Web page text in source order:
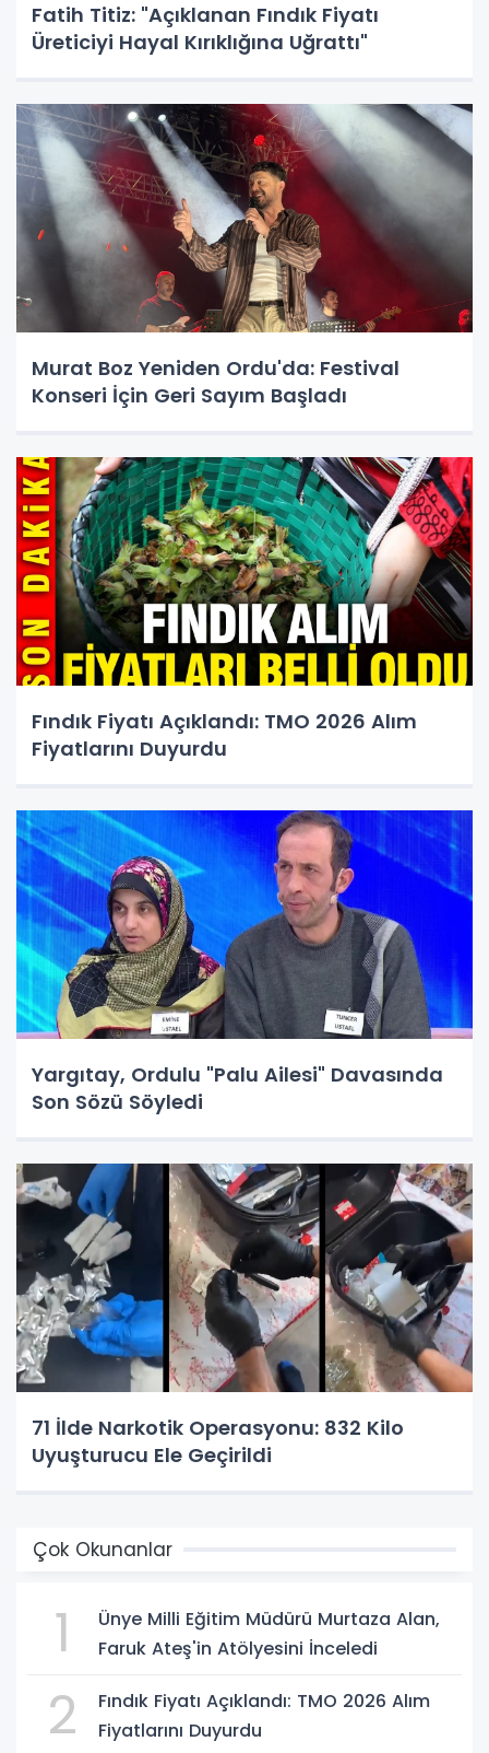
Fatih Titiz: "Açıklanan Fındık Fiyatı
Üreticiyi Hayal Kırıklığına Uğrattı"
Murat Boz Yeniden Ordu'da: Festival
Konseri İçin Geri Sayım Başladı
Fındık Fiyatı Açıklandı: TMO 2026 Alım
Fiyatlarını Duyurdu
Yargıtay, Ordulu "Palu Ailesi" Davasında
Son Sözü Söyledi
71 İlde Narkotik Operasyonu: 832 Kilo
Uyuşturucu Ele Geçirildi
Çok Okunanlar
1
Ünye Milli Eğitim Müdürü Murtaza Alan,
Faruk Ateş'in Atölyesini İnceledi
2
Fındık Fiyatı Açıklandı: TMO 2026 Alım
Fiyatlarını Duyurdu